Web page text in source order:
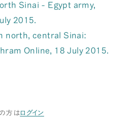
Sinai - Egypt army,
2015.
north, central Sinai:
Online, 18 July 2015.
方はログイン